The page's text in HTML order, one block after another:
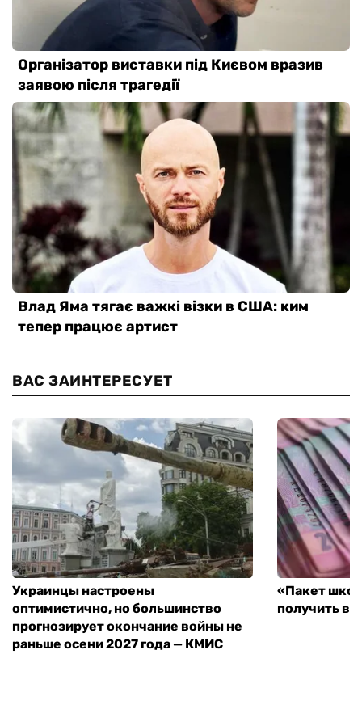
ВАС ЗАИНТЕРЕСУЕТ
Украинцы настроены
оптимистично, но большинство
прогнозирует окончание войны не
раньше осени 2027 года — КМИС
«Пакет
получить